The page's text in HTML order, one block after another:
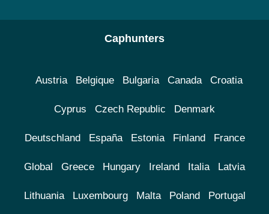
Caphunters
Austria Belgique Bulgaria Canada Croatia
Cyprus Czech Republic Denmark
Deutschland España Estonia Finland France
Global Greece Hungary Ireland Italia Latvia
Lithuania Luxembourg Malta Poland Portugal